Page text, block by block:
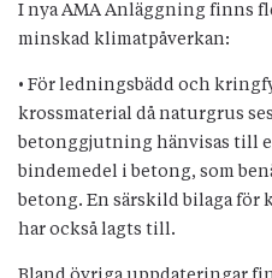
I nya AMA Anläggning finns
minskad klimatpåverkan:
• För ledningsbädd och
krossmaterial då naturgrus
betonggjutning hänvisas till
bindemedel i betong, som
betong. En särskild bilaga
har också lagts till.